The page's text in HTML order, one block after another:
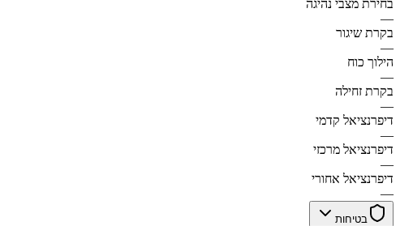
בחירת מצבי נהיגה
—
בקרת שיגור
—
הילוך כוח
—
בקרת זחילה
—
דיפרנציאל קדמי
—
דיפרנציאל מרכזי
—
דיפרנציאל אחורי
—
בטיחות